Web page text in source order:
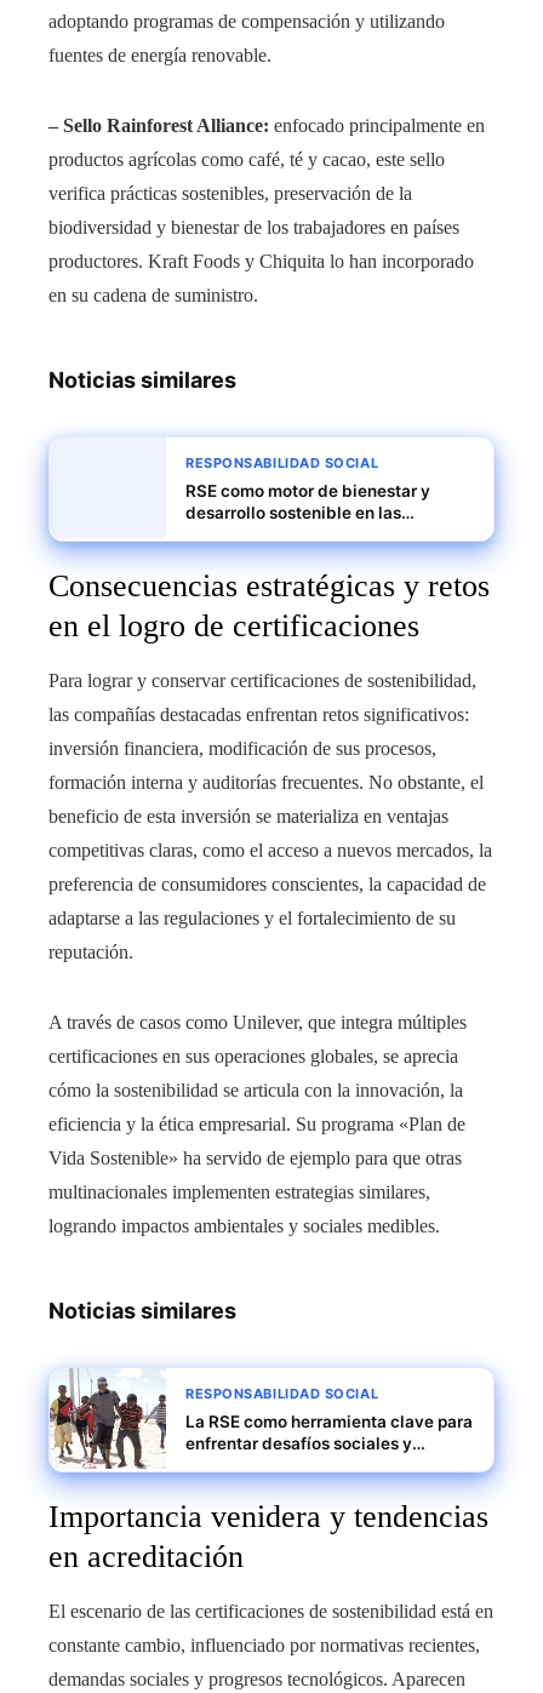
adoptando programas de compensación y utilizando
fuentes de energía renovable.
– Sello Rainforest Alliance: enfocado principalmente en
productos agrícolas como café, té y cacao, este sello
verifica prácticas sostenibles, preservación de la
biodiversidad y bienestar de los trabajadores en países
productores. Kraft Foods y Chiquita lo han incorporado
en su cadena de suministro.
Noticias similares
RESPONSABILIDAD SOCIAL
RSE como motor de bienestar y
desarrollo sostenible en las
Consecuencias estratégicas y retos
en el logro de certificaciones
Para lograr y conservar certificaciones de sostenibilidad,
las compañías destacadas enfrentan retos significativos:
inversión financiera, modificación de sus procesos,
formación interna y auditorías frecuentes. No obstante, el
beneficio de esta inversión se materializa en ventajas
competitivas claras, como el acceso a nuevos mercados, la
preferencia de consumidores conscientes, la capacidad de
adaptarse a las regulaciones y el fortalecimiento de su
reputación.
A través de casos como Unilever, que integra múltiples
certificaciones en sus operaciones globales, se aprecia
cómo la sostenibilidad se articula con la innovación, la
eficiencia y la ética empresarial. Su programa «Plan de
Vida Sostenible» ha servido de ejemplo para que otras
multinacionales implementen estrategias similares,
logrando impactos ambientales y sociales medibles.
Noticias similares
RESPONSABILIDAD SOCIAL
La RSE como herramienta clave para
enfrentar desafíos sociales y
Importancia venidera y tendencias
en acreditación
El escenario de las certificaciones de sostenibilidad está en
constante cambio, influenciado por normativas recientes,
demandas sociales y progresos tecnológicos. Aparecen